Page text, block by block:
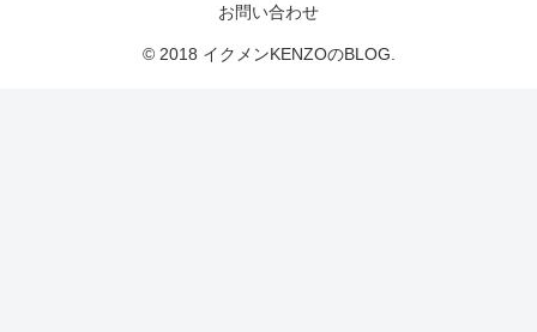
お問い合わせ
© 2018 イクメンKENZOのBLOG.